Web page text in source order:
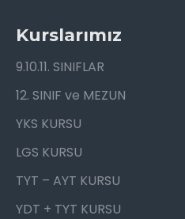
Kurslarımız
9.10.11. SINIFLAR
12. SINIF ve MEZUN
YKS KURSU
LGS KURSU
TYT – AYT KURSU
YDT + TYT KURSU